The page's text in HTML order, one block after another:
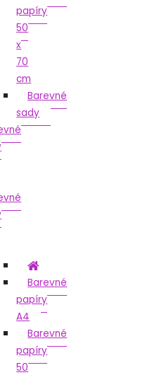
papíry
50
x
70
cm
Barevné
sady
Barevné
papíry
A4
Barevné
papíry
50